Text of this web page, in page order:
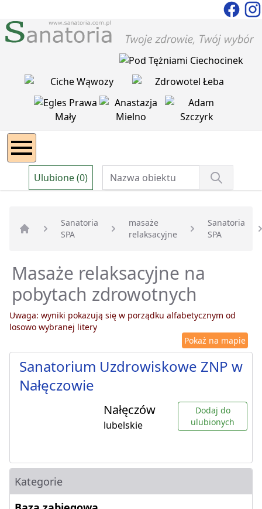
Ulubione (0)
Strona główna
Sanatoria
SPA
masaże
relaksacyjne
Sanatoria
SPA
Masaże relaksacyjne na
pobytach zdrowotnych
Uwaga: wyniki pokazują się w porządku alfabetycznym od
losowo wybranej litery
Pokaż na mapie
Sanatorium Uzdrowiskowe ZNP w
Nałęczowie
Nałęczów
lubelskie
Dodaj do
ulubionych
Kategorie